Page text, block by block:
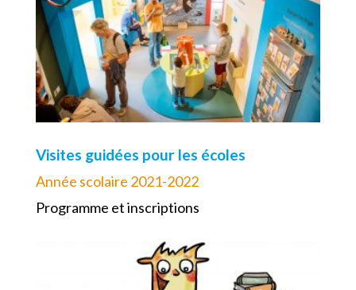
Visites guidées pour les écoles
Année scolaire 2021-2022
Programme et inscriptions